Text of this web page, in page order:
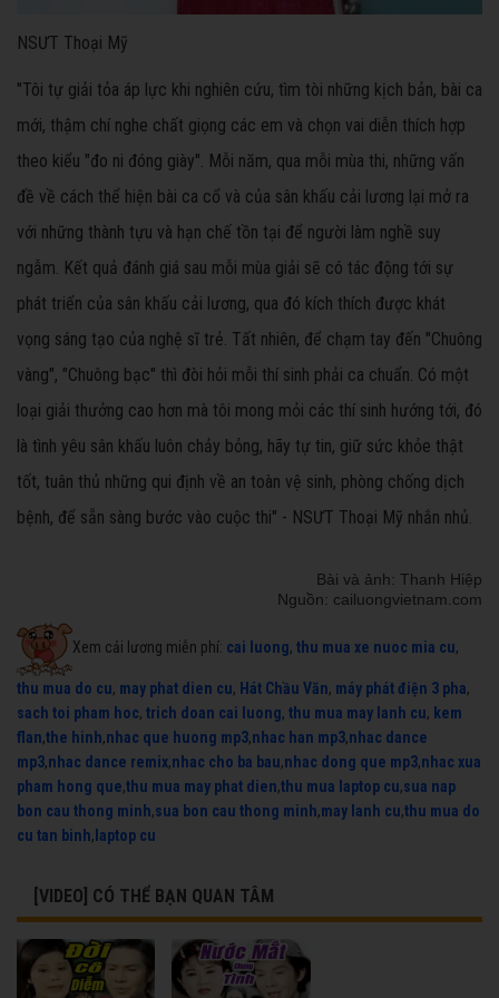
NSƯT Thoại Mỹ
"Tôi tự giải tỏa áp lực khi nghiên cứu, tìm tòi những kịch bản, bài ca
mới, thậm chí nghe chất giọng các em và chọn vai diễn thích hợp
theo kiểu "đo ni đóng giày". Mỗi năm, qua mỗi mùa thi, những vấn
đề về cách thể hiện bài ca cổ và của sân khấu cải lương lại mở ra
với những thành tựu và hạn chế tồn tại để người làm nghề suy
ngẫm. Kết quả đánh giá sau mỗi mùa giải sẽ có tác động tới sự
phát triển của sân khấu cải lương, qua đó kích thích được khát
vọng sáng tạo của nghệ sĩ trẻ. Tất nhiên, để chạm tay đến "Chuông
vàng", "Chuông bạc" thì đòi hỏi mỗi thí sinh phải ca chuẩn. Có một
loại giải thưởng cao hơn mà tôi mong mỏi các thí sinh hướng tới, đó
là tình yêu sân khấu luôn chảy bỏng, hãy tự tin, giữ sức khỏe thật
tốt, tuân thủ những qui định về an toàn vệ sinh, phòng chống dịch
bệnh, để sẵn sàng bước vào cuộc thi" - NSƯT Thoại Mỹ nhắn nhủ.
Bài và ảnh: Thanh Hiệp
Nguồn: cailuongvietnam.com
Xem cải lương miễn phí: cai luong, thu mua xe nuoc mia cu,
thu mua do cu, may phat dien cu, Hát Chầu Văn, máy phát điện 3 pha,
sach toi pham hoc, trich doan cai luong, thu mua may lanh cu, kem
flan,the hinh,nhac que huong mp3,nhac han mp3,nhac dance
mp3,nhac dance remix,nhac cho ba bau,nhac dong que mp3,nhac xua
pham hong que,thu mua may phat dien,thu mua laptop cu,sua nap
bon cau thong minh,sua bon cau thong minh,may lanh cu,thu mua do
cu tan binh, laptop cu
[VIDEO] CÓ THỂ BẠN QUAN TÂM